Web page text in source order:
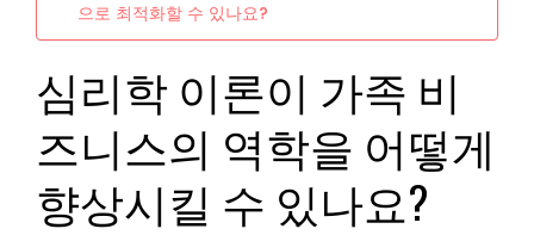
으로 최적화할 수 있나요?
심리학 이론이 가족 비
즈니스의 역학을 어떻게
향상시킬 수 있나요?